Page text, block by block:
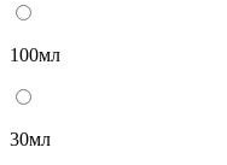
100мл
30мл